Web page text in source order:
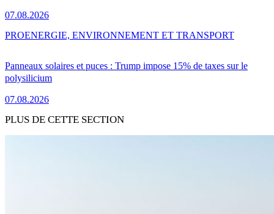
07.08.2026
Panneaux solaires et puces : Trump impose 15% de taxes sur le
polysilicium
07.08.2026
PROENERGIE, ENVIRONNEMENT ET TRANSPORT
PLUS DE CETTE SECTION